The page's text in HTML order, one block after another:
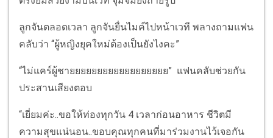
ลูกจันตลอดเวลา ลูกจันยื่นไมค์ไปหน้าเวที พลางถามแฟน
คลับว่า “ผู้หญิงยุคใหม่ต้องเป็นยังไงคะ”
“ไม่แคร์ผู้ชายยยยยยยยยยยยยยยยยย” แฟนคลับช่วยกัน
ประสานเสียงตอบ
“เยี่ยมค่ะ..ขอให้ท่องทุกวัน 4 เวลาก่อนอาหาร ชีวิตมี
ความสุขแน่นอน..ขอบคุณทุกคนที่มาร่วมงานไว้เจอกัน